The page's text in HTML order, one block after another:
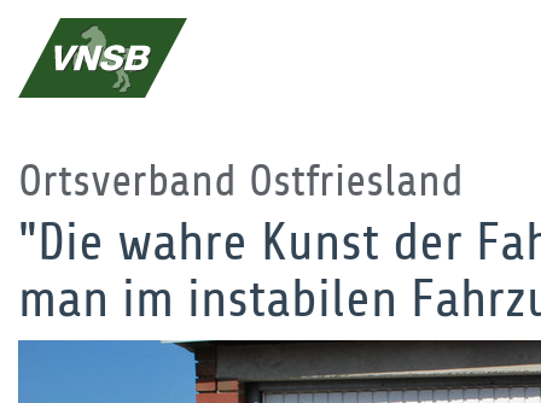
Ortsverband Ostfriesland
"Die wahre Kunst der
man im instabilen